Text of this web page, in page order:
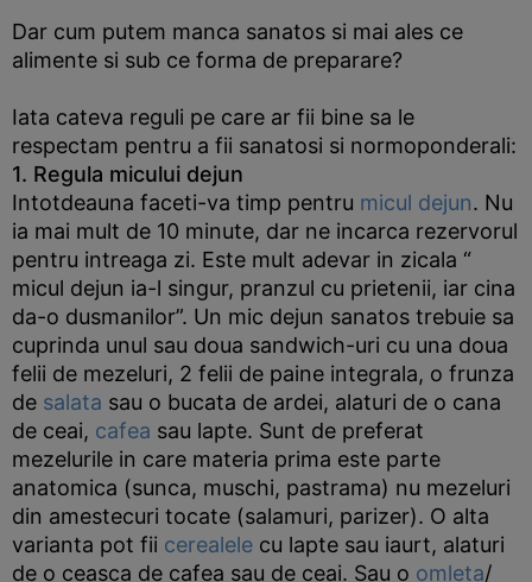
Dar cum putem manca sanatos si mai ales ce
alimente si sub ce forma de preparare?
Iata cateva reguli pe care ar fii bine sa le
respectam pentru a fii sanatosi si normoponderali:
1. Regula micului dejun
Intotdeauna faceti-va timp pentru micul dejun. Nu
ia mai mult de 10 minute, dar ne incarca rezervorul
pentru intreaga zi. Este mult adevar in zicala “
micul dejun ia-l singur, pranzul cu prietenii, iar cina
da-o dusmanilor”. Un mic dejun sanatos trebuie sa
cuprinda unul sau doua sandwich-uri cu una doua
felii de mezeluri, 2 felii de paine integrala, o frunza
de salata sau o bucata de ardei, alaturi de o cana
de ceai, cafea sau lapte. Sunt de preferat
mezelurile in care materia prima este parte
anatomica (sunca, muschi, pastrama) nu mezeluri
din amestecuri tocate (salamuri, parizer). O alta
varianta pot fii cerealele cu lapte sau iaurt, alaturi
de o ceasca de cafea sau de ceai. Sau o omleta/